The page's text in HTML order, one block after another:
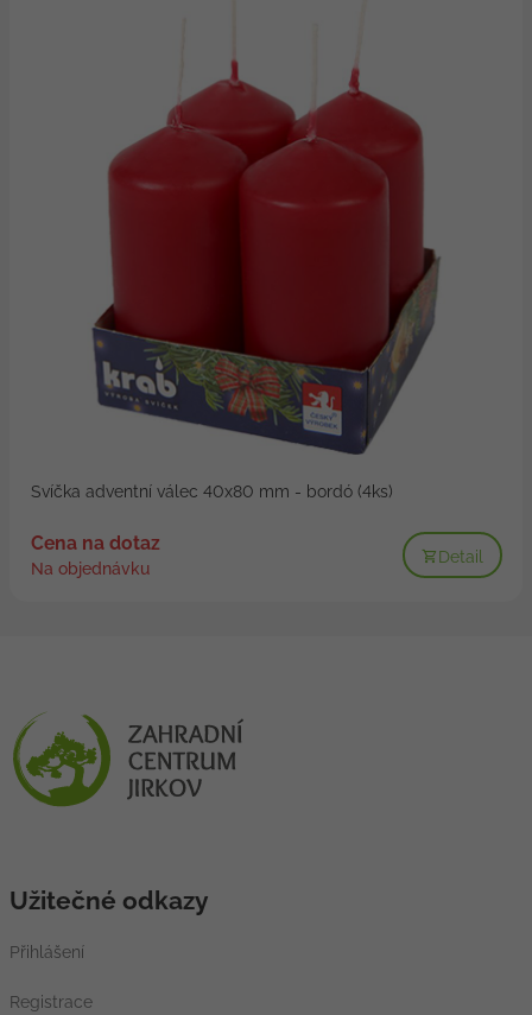
Svíčka adventní válec 40x80 mm - bordó (4ks)
Cena na dotaz
Na objednávku
Detail
Užitečné odkazy
Přihlášení
Registrace